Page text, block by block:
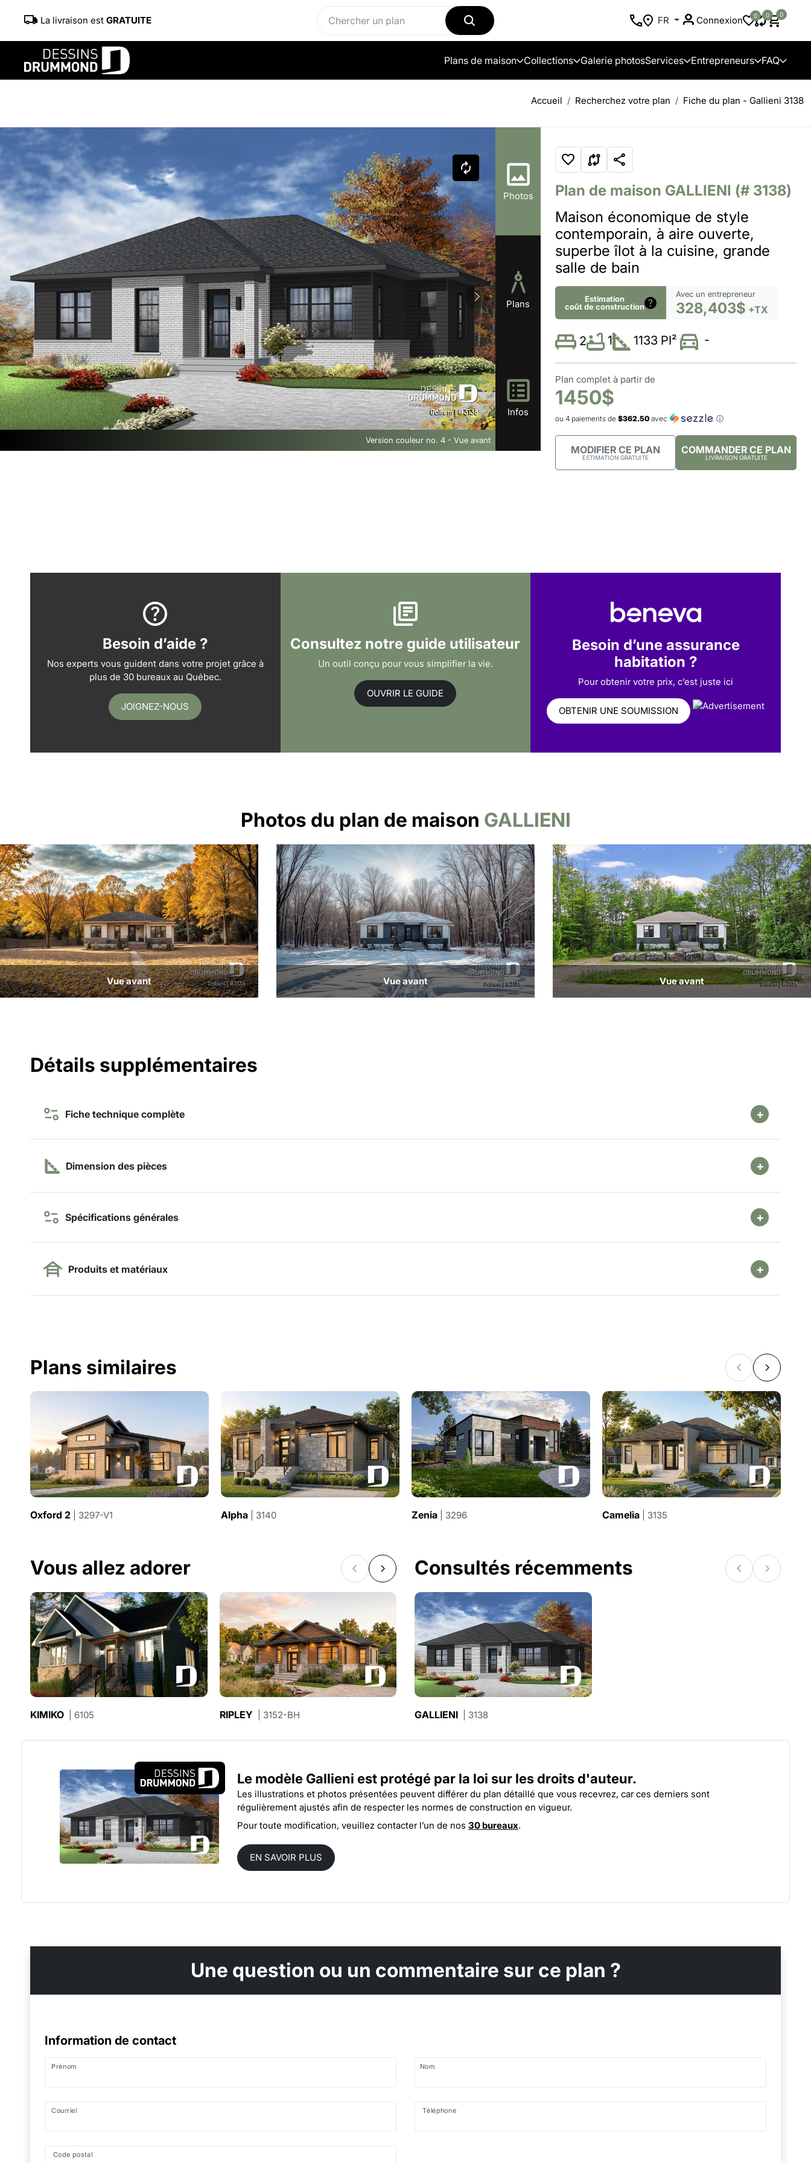
La livraison est GRATUITE FR Connexion 0 0 0
Plans de maison Collections Galerie photosServices Entrepreneurs FAQ
Accueil Recherchez votre plan Fiche du plan - Gallieni 3138
Version couleur no. 4 - Vue avant
Photos
Plans
Infos
Plan de maison GALLIENI (# 3138)
Maison économique de style
contemporain, à aire ouverte,
superbe îlot à la cuisine, grande
salle de bain
Estimation
coût de construction
Avec un entrepreneur
328,403$ +TX
2 1 1133 PI² -
Plan complet à partir de
1450$
ou 4 paiements de $362.50 avec ⓘ
MODIFIER CE PLAN
ESTIMATION GRATUITE
COMMANDER CE PLAN
LIVRAISON GRATUITE
Besoin d’aide ?
Nos experts vous guident dans votre projet grâce à
plus de 30 bureaux au Québec.
JOIGNEZ-NOUS
Consultez notre guide utilisateur
Un outil conçu pour vous simplifier la vie.
OUVRIR LE GUIDE
Besoin d’une assurance
habitation ?
Pour obtenir votre prix, c’est juste ici
OBTENIR UNE SOUMISSION
Photos du plan de maison GALLIENI
Vue avant Vue avant Vue avant
Détails supplémentaires
Fiche technique complète
Dimension des pièces
Spécifications générales
Produits et matériaux
Plans similaires
Oxford 2 | 3297-V1 Alpha | 3140 Zenia | 3296 Camelia | 3135
Vous allez adorer
KIMIKO | 6105 RIPLEY | 3152-BH MILAN 2| 3129-V1
Consultés récemments
GALLIENI | 3138
Le modèle Gallieni est protégé par la loi sur les droits d'auteur.
Les illustrations et photos présentées peuvent différer du plan détaillé que vous recevrez, car ces derniers sont
régulièrement ajustés afin de respecter les normes de construction en vigueur.
Pour toute modification, veuillez contacter l’un de nos 30 bureaux.
EN SAVOIR PLUS
Une question ou un commentaire sur ce plan ?
Information de contact
Prénom Nom
Courriel Téléphone
Code postal